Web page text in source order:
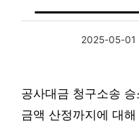
2025-05-01
공사대금 청구소송
금액 산정까지에 대